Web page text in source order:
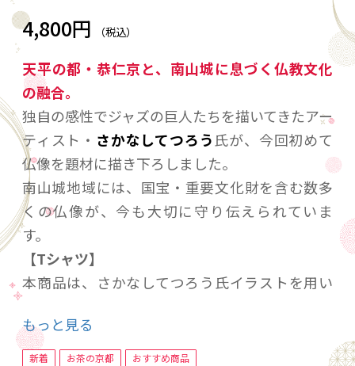
4,800円 （税込）
天平の都・恭仁京と、南山城に息づく仏教文化
の融合。
独自の感性でジャズの巨人たちを描いてきたアー
ティスト・ さかなしてつろう氏が、今回初めて
仏像を題材に描き下ろしました。
南山城地域には、国宝・重要文化財を含む数多
くの仏像が、今も大切に守り伝えられていま
す。
【Tシャツ】
本商品は、さかなしてつろう氏イラストを用い
コットンを素材とした肌触りの良いシャツで
す。
もっと見る
新着 お茶の京都 おすすめ商品